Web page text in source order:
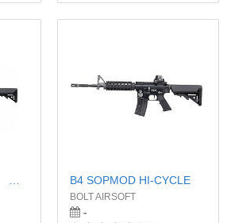
MK12 MOD-1（SPR） 伸縮ストック ver. B4 SOPMOD HI-CYCLE
BOLT AIRSOFT
-